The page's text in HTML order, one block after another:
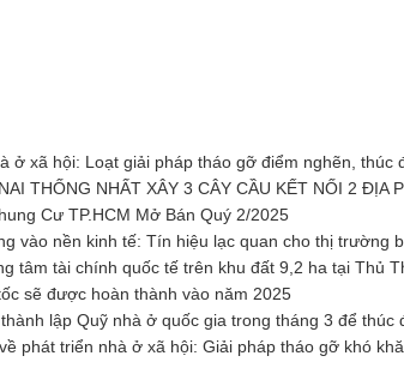
ở xã hội: Loạt giải pháp tháo gỡ điểm nghẽn,
THỐNG NHẤT XÂY 3 CÂY CẦU KẾT NỐI 2 ĐỊA
Cư TP.HCM Mở Bán Quý 2/2025
vào nền kinh tế: Tín hiệu lạc quan cho thị trường
tâm tài chính quốc tế trên khu đất 9,2 ha tại Thủ
sẽ được hoàn thành vào năm 2025
lập Quỹ nhà ở quốc gia trong tháng 3 để thúc
phát triển nhà ở xã hội: Giải pháp tháo gỡ khó